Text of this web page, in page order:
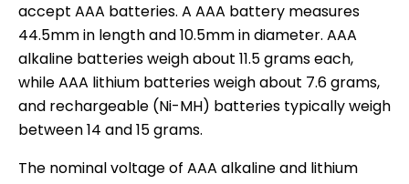
accept AAA batteries. A AAA battery measures
44.5mm in length and 10.5mm in diameter. AAA
alkaline batteries weigh about 11.5 grams each,
while AAA lithium batteries weigh about 7.6 grams,
and rechargeable (Ni-MH) batteries typically weigh
between 14 and 15 grams.
The nominal voltage of AAA alkaline and lithium